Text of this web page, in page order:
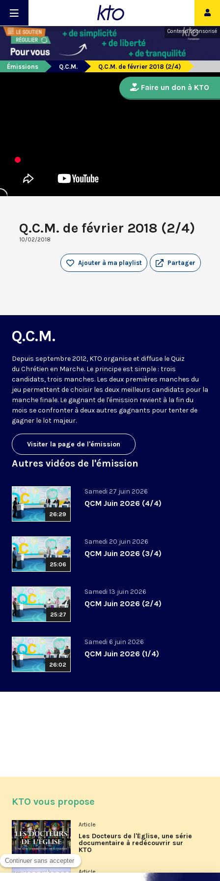
Contenu sponsorisé
Émissions Q.C.M. Q.C.M. de février 2018 (2/4)
Q.C.M. de février 2018 (2/4)
10/02/2018
Partager
Ajouter à ma playlist
Q.C.M.
Depuis septembre 2012, KTO organise et diffuse le Quiz
du Chrétien en Marche. Le principe est simple : trois
candidats, trois manches. Les deux premières manches du
jeu permettent de choisir les deux meilleurs candidats pour la
manche finale. Le gagnant de l'émission revient à la fin du
mois se confronter à deux autres gagnants pour tenter de
gagner le lot majeur.
Visiter la page de l'émission
Autres vidéos de l'émission
26:29
Samedi 27 juin 2026
QCM Juin 2026 (4/4)
25:06
Samedi 20 juin 2026
QCM Juin 2026 (3/4)
25:27
Samedi 13 juin 2026
QCM Juin 2026 (2/4)
26:02
Samedi 6 juin 2026
QCM Juin 2026 (1/4)
Faire un don à KTO
KTO vous propose
Article
Les Docteurs de l'Église, une série
documentaire à redécouvrir sur
KTO
Article